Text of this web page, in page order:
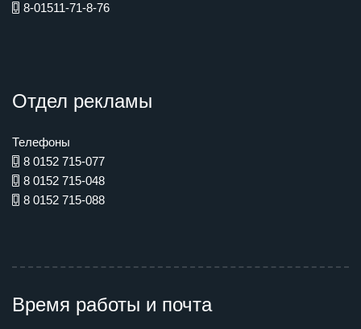
8-01511-71-8-76
Отдел рекламы
Телефоны
8 0152 715-077
8 0152 715-048
8 0152 715-088
Время работы и почта